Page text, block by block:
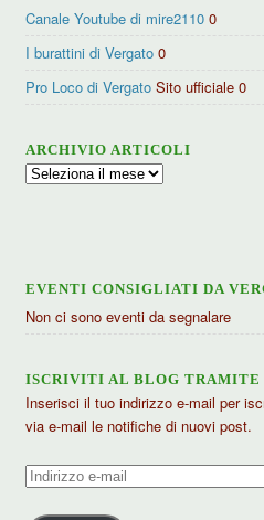
Canale Youtube di mire2110 0
I burattini di Vergato 0
Pro Loco di Vergato Sito ufficiale 0
ARCHIVIO ARTICOLI
Archivio
EVENTI CONSIGLIATI DA
Non ci sono eventi da segnalare
ISCRIVITI AL BLOG
Inserisci il tuo indirizzo e-mail per
via e-mail le notifiche di nuovi post.
Indirizzo